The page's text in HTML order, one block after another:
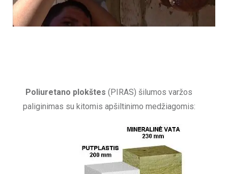
Poliuretano plokštes (PIRAS) šilumos varžos
paliginimas su kitomis apšiltinimo medžiagomis: